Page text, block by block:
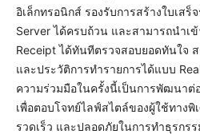
อิเล็กทรอนิกส์ รองรับการสร้างใบเสร็
Server ได้ครบถ้วน และสามารถนำเ
Receipt ได้ทันทีตรวจสอบยอดทันใจ ส
และประวัติการทำรายการได้แบบ
ความร่วมมือในครั้งนี้เป็นการพัฒนาต่
เพื่อตอบโจทย์ไลฟ์สไตล์ของผู้ใช้ทางพิ
รวดเร็ว และปลอดภัยในการทำธุรกร